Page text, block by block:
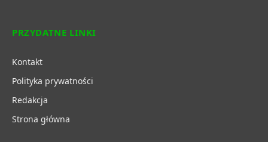
PRZYDATNE LINKI
Kontakt
Polityka prywatności
Redakcja
Strona główna